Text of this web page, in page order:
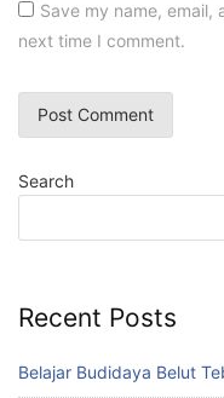
Save my name,
next time I comment.
Search
Recent Posts
Belajar Budidaya Belut